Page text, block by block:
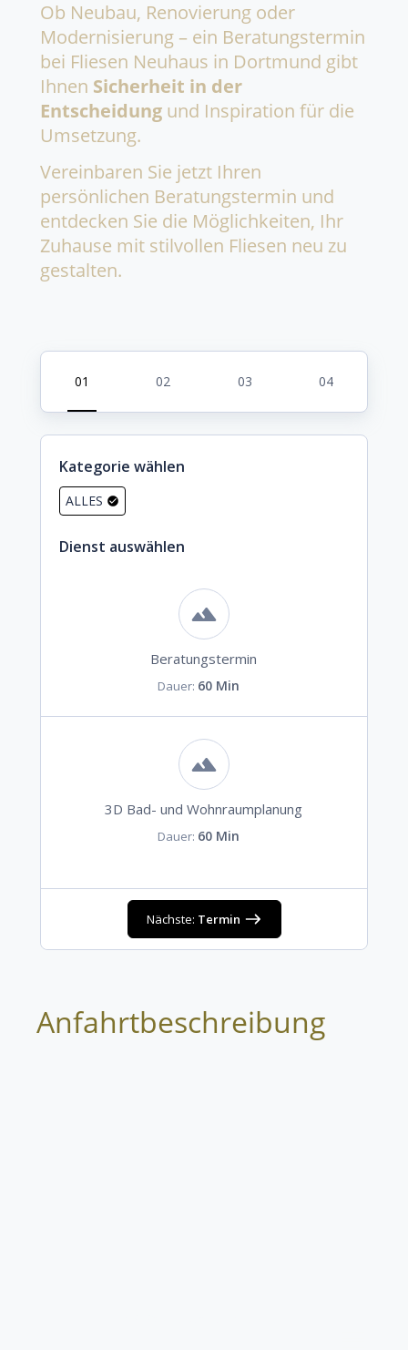
Ob Neubau, Renovierung oder
Modernisierung – ein Beratungstermin
bei Fliesen Neuhaus in Dortmund gibt
Ihnen Sicherheit in der
Entscheidung und Inspiration für die
Umsetzung.
Vereinbaren Sie jetzt Ihren
persönlichen Beratungstermin und
entdecken Sie die Möglichkeiten, Ihr
Zuhause mit stilvollen Fliesen neu zu
gestalten.
Kategorie wählen
ALLES
Dienst auswählen
Beratungstermin
Dauer: 60 Min
3D Bad- und Wohnraumplanung
Dauer: 60 Min
Nächste: Termin
Anfahrtbeschreibung